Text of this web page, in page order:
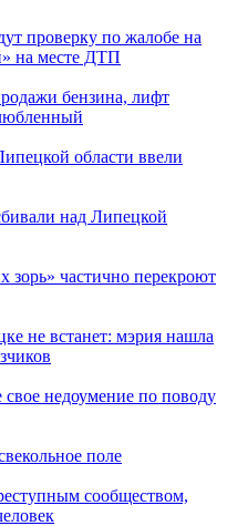
проверку по жалобе на
на месте ДТП
бензина, лифт
области ввели
над Липецкой
зорь» частично перекроют
не встанет: мэрия нашла
недоумение по поводу
поле
сообществом,